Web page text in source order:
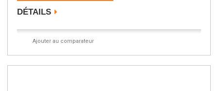
DÉTAILS
Ajouter au comparateur